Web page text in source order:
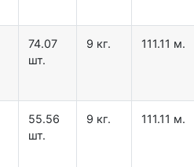
74.07
шт.
9 кг. 111.11 м.
55.56
шт.
9 кг. 111.11 м.